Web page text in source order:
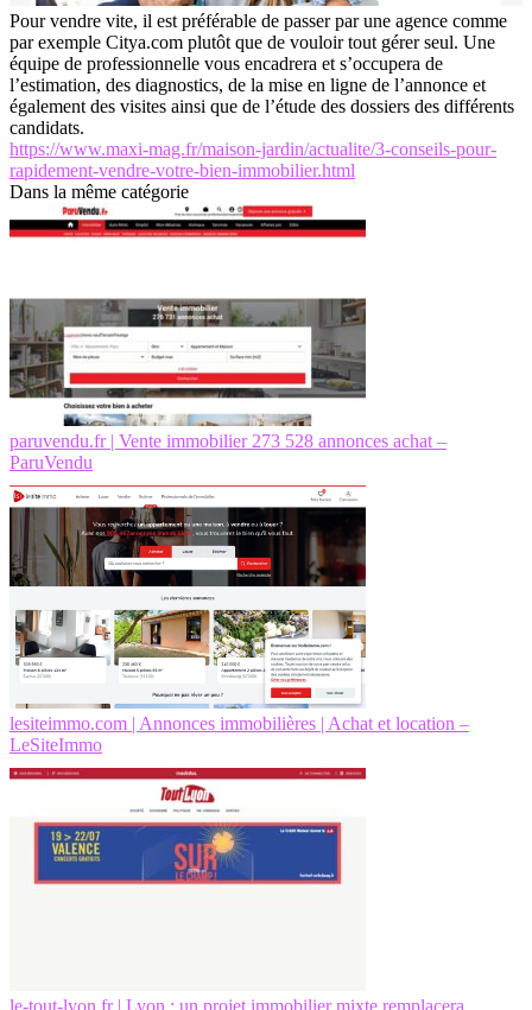
Pour vendre vite, il est préférable de passer par une agence comme
par exemple Citya.com plutôt que de vouloir tout gérer seul. Une
équipe de professionnelle vous encadrera et s’occupera de
l’estimation, des diagnostics, de la mise en ligne de l’annonce et
également des visites ainsi que de l’étude des dossiers des différents
candidats.
https://www.maxi-mag.fr/maison-jardin/actualite/3-conseils-pour-
rapidement-vendre-votre-bien-immobilier.html
Dans la même catégorie
paruvendu.fr | Vente immobilier 273 528 annonces achat –
ParuVendu
lesiteimmo.com | Annonces immobilières | Achat et location –
LeSiteImmo
le-tout-lyon.fr | Lyon : un projet immobilier mixte remplacera